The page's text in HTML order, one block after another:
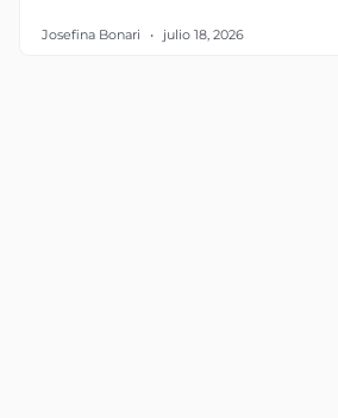
Josefina Bonari julio 18, 2026